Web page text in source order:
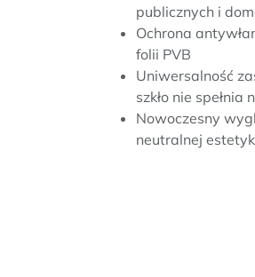
publicznych i
Ochrona
folii PVB
Uniwersalność
szkło nie spełnia
Nowoczesny
neutralnej